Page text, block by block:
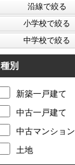
種別
新築一戸建て
中古一戸建て
中古マンション
土地